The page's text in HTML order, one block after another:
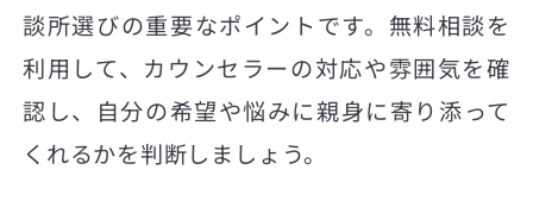
談所選びの重要なポイントです。無料相談を
利用して、カウンセラーの対応や雰囲気を確
認し、自分の希望や悩みに親身に寄り添って
くれるかを判断しましょう。